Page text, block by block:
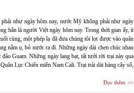
như ngày hôm nay, nước Mỹ không phải như ngày
hẳn là người Việt ngày hôm nay. Trong thời gian ấy, ít
cùng, một phép lạ đã đưa chúng tôi lọt được vào quân
nằm ụ, bỏ nước ra đi. Những ngày dài chen chúc nhau
Guam. Những ngày lang bạt, tất tưởi rời trại này qua
Lục Chiến miền Nam Cali. Trại trải dài hàng cây số,
Đọc thêm